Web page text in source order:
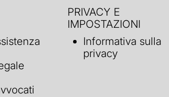
PRIVACY E
IMPOSTAZIONI
Informativa sulla
privacy